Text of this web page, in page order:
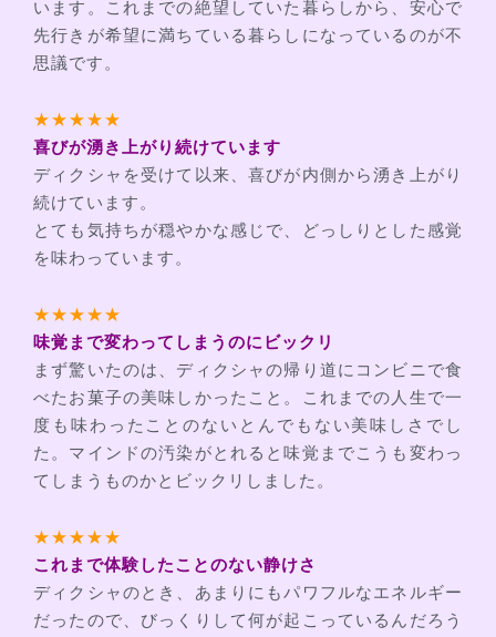
います。これまでの絶望していた暮らしから、安心で
先行きが希望に満ちている暮らしになっているのが不
思議です。
★★★★★
喜びが湧き上がり続けています
ディクシャを受けて以来、喜びが内側から湧き上がり
続けています。
とても気持ちが穏やかな感じで、どっしりとした感覚
を味わっています。
★★★★★
味覚まで変わってしまうのにビックリ
まず驚いたのは、ディクシャの帰り道にコンビニで食
べたお菓子の美味しかったこと。これまでの人生で一
度も味わったことのないとんでもない美味しさでし
た。マインドの汚染がとれると味覚までこうも変わっ
てしまうものかとビックリしました。
★★★★★
これまで体験したことのない静けさ
ディクシャのとき、あまりにもパワフルなエネルギー
だったので、びっくりして何が起こっているんだろう